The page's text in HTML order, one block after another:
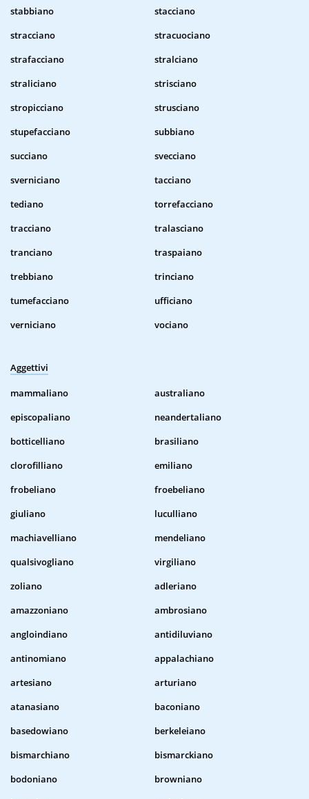
stabbiano
stacciano
stracciano
stracuociano
strafacciano
stralciano
straliciano
strisciano
stropicciano
strusciano
stupefacciano
subbiano
succiano
svecciano
sverniciano
tacciano
tediano
torrefacciano
tracciano
tralasciano
tranciano
traspaiano
trebbiano
trinciano
tumefacciano
ufficiano
verniciano
vociano
Aggettivi
mammaliano
australiano
episcopaliano
neandertaliano
botticelliano
brasiliano
clorofilliano
emiliano
frobeliano
froebeliano
giuliano
luculliano
machiavelliano
mendeliano
qualsivogliano
virgiliano
zoliano
adleriano
amazzoniano
ambrosiano
angloindiano
antidiluviano
antinomiano
appalachiano
artesiano
arturiano
atanasiano
baconiano
basedowiano
berkeleiano
bismarchiano
bismarckiano
bodoniano
browniano